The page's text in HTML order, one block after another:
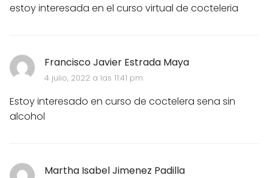
estoy interesada en el curso virtual de cocteleria
Francisco Javier Estrada Maya
4 julio, 2022 a las 11:41 pm
Estoy interesado en curso de coctelera sena sin
alcohol
Martha Isabel Jimenez Padilla